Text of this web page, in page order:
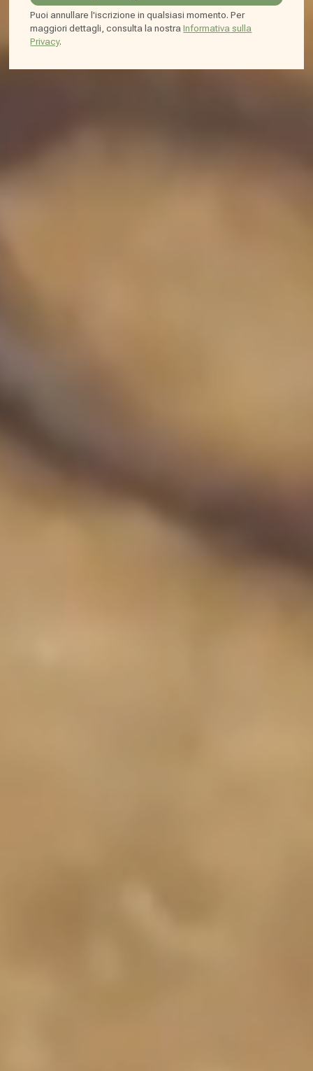
Puoi annullare l'iscrizione in qualsiasi momento. Per
maggiori dettagli, consulta la nostraInformativa sulla
Privacy.